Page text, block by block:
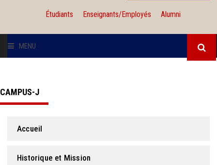
Étudiants Enseignants/Employés Alumni
MENU
INSTITUTIONS
ADMISSION
CAMPUS-J
Accueil
Historique et Mission